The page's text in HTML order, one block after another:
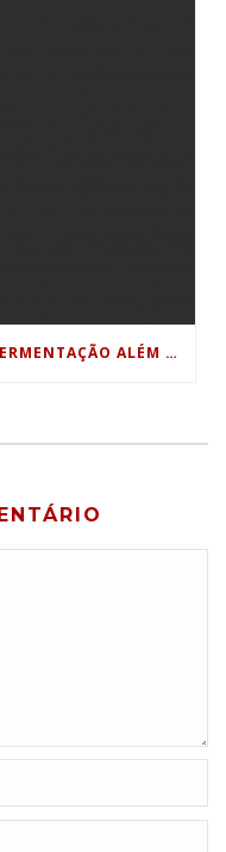
BIOPROCESSOS INDUSTRIAIS: FERMENTAÇÃO ALÉM DA INDÚSTRIA ALIMENTÍCIA